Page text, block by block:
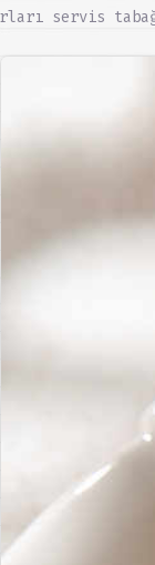
servis